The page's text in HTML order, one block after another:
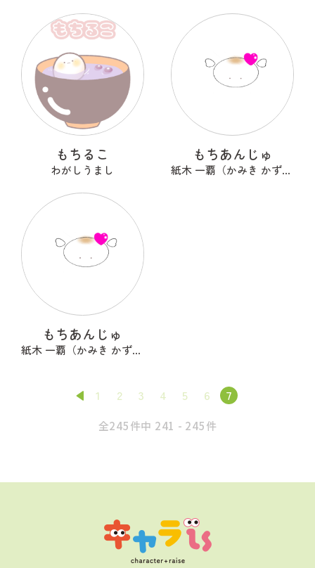
もちるこ
わがしうまし
もちあんじゅ
紙木 一覇（かみき かずは）
もちあんじゅ
紙木 一覇（かみき かずは）
1 2 3 4 5 6 7
全245件中 241 - 245件